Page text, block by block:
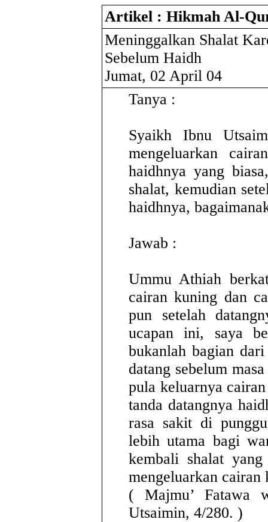
Artikel : Hikmah Al-
Meninggalkan Shalat
Sebelum Haidh
Jumat, 02 April 04
Tanya :
Syaikh Ibnu
mengeluarkan
haidhnya yang
shalat, kemudian
haidhnya,
Jawab :
Ummu Athiah
cairan kuning dan
pun setelah
ucapan ini, saya
bukanlah bagian
datang sebelum
pula keluarnya
tanda datangnya
rasa sakit di
lebih utama bagi
kembali shalat
mengeluarkan cairan
( Majmu’ Fatawa
Utsaimin, 4/280. )